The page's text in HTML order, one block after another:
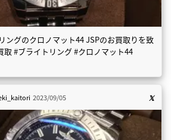
ングのクロノマット44 JSPのお買取りを致
取 #ブライトリング #クロノマット44
2023/09/05